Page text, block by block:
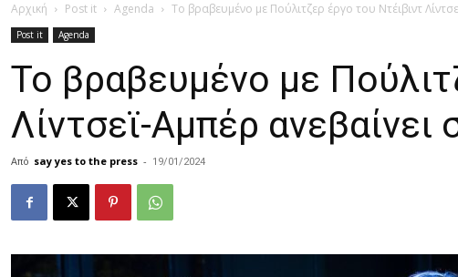
Αρχική Post it Agenda Το βραβευμένο με Πούλιτζερ έργο του Ντέιβιντ
Post it Agenda
Το βραβευμένο με
Λίντσεϊ-Αμπέρ
Από say yes to the press - 19/01/2024